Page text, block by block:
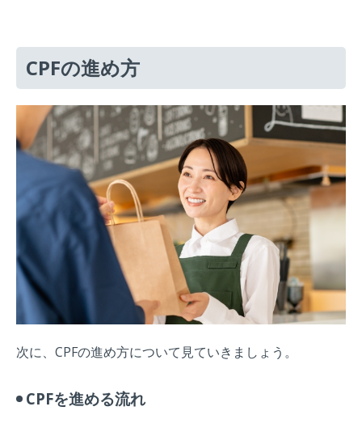
CPFの進め方
次に、CPFの進め方について見ていきましょう。
CPFを進める流れ